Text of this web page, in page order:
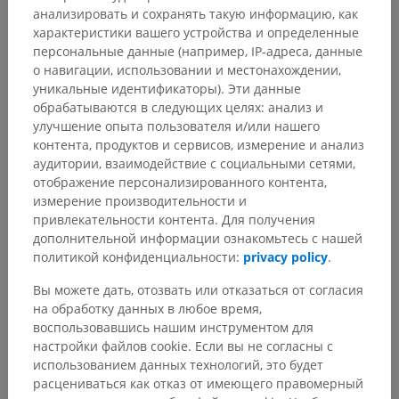
Анатомическая иерархия
Человеческое тело> Systemata visceralia
Дыхательная система>
Трахеобронхиальное дерево > Трахея>
Tunica mucosa tracheae
анализировать и сохранять такую информацию, как
характеристики вашего устройства и определенные
персональные данные (например, IP-адреса, данные
о навигации, использовании и местонахождении,
уникальные идентификаторы). Эти данные
обрабатываются в следующих целях: анализ и
улучшение опыта пользователя и/или нашего
контента, продуктов и сервисов, измерение и анализ
аудитории, взаимодействие с социальными сетями,
отображение персонализированного контента,
измерение производительности и
привлекательности контента. Для получения
дополнительной информации ознакомьтесь с нашей
политикой конфиденциальности: privacy policy.
Вы можете дать, отозвать или отказаться от согласия
на обработку данных в любое время,
воспользовавшись нашим инструментом для
настройки файлов cookie. Если вы не согласны с
использованием данных технологий, это будет
расцениваться как отказ от имеющего правомерный